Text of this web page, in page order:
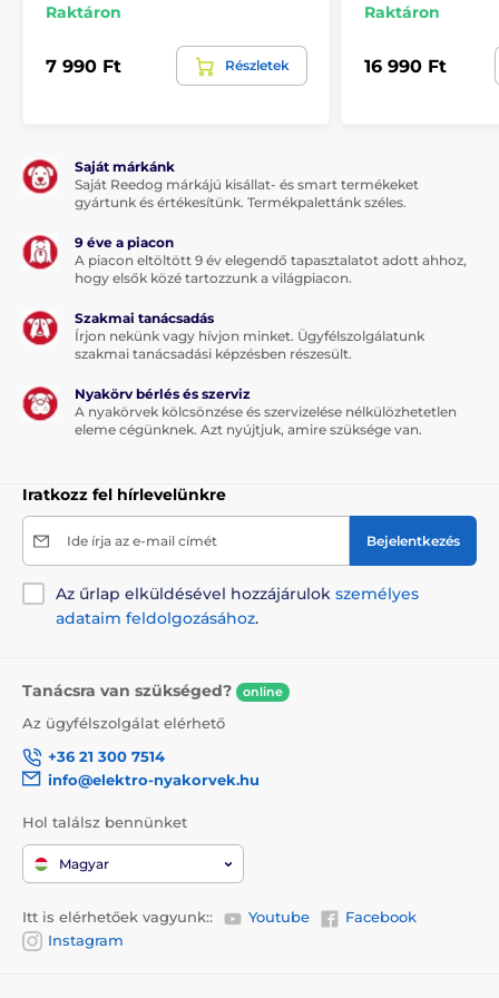
7 szintű hangjelzés és rezgés
nincs impulzus korrekció
üvöltés ellen is alkalmas
esőálló
akkumulátor élettartam akár 14 nap
A termék hátrányai:
interferencia lehetősége.
1x Patpet 772 V készülék
Megjegyzés: A kép csak illusztráció.
Raktáron
7 990 Ft Részletek
Raktáron
16 990 Ft
Saját márkánk
Saját Reedog márkájú kisállat- és smart termékeket
gyártunk és értékesítünk. Termékpalettánk széles.
9 éve a piacon
A piacon eltöltött 9 év elegendő tapasztalatot adott ahhoz,
hogy elsők közé tartozzunk a világpiacon.
Szakmai tanácsadás
Írjon nekünk vagy hívjon minket. Ügyfélszolgálatunk
szakmai tanácsadási képzésben részesült.
Nyakörv bérlés és szerviz
A nyakörvek kölcsönzése és szervizelése nélkülözhetetlen
eleme cégünknek. Azt nyújtjuk, amire szüksége van.
Iratkozz fel hírlevelünkre
Ide írja az e-mail címét Bejelentkezés
Az űrlap elküldésével hozzájárulok személyes
adataim feldolgozásához.
Tanácsra van szükséged? online
Az ügyfélszolgálat elérhető
+36 21 300 7514
info@elektro-nyakorvek.hu
Hol találsz bennünket
Magyar
Itt is elérhetőek vagyunk:: Youtube
Facebook
Instagram